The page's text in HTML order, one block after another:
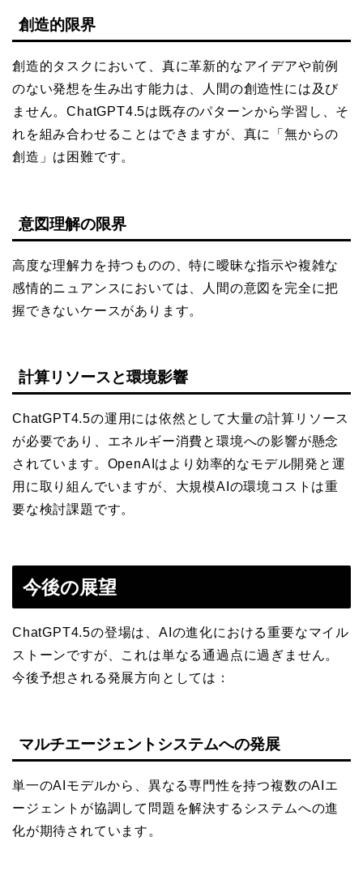
創造的限界
創造的タスクにおいて、真に革新的なアイデアや前例
のない発想を生み出す能力は、人間の創造性には及び
ません。ChatGPT4.5は既存のパターンから学習し、そ
れを組み合わせることはできますが、真に「無からの
創造」は困難です。
意図理解の限界
高度な理解力を持つものの、特に曖昧な指示や複雑な
感情的ニュアンスにおいては、人間の意図を完全に把
握できないケースがあります。
計算リソースと環境影響
ChatGPT4.5の運用には依然として大量の計算リソース
が必要であり、エネルギー消費と環境への影響が懸念
されています。OpenAIはより効率的なモデル開発と運
用に取り組んでいますが、大規模AIの環境コストは重
要な検討課題です。
今後の展望
ChatGPT4.5の登場は、AIの進化における重要なマイル
ストーンですが、これは単なる通過点に過ぎません。
今後予想される発展方向としては：
マルチエージェントシステムへの発展
単一のAIモデルから、異なる専門性を持つ複数のAIエ
ージェントが協調して問題を解決するシステムへの進
化が期待されています。